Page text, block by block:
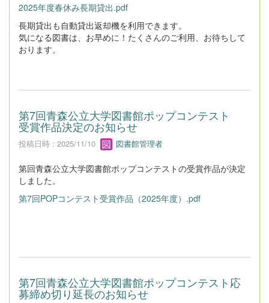
2025年度春休み長期貸出.pdf
長期貸出も自動貸出返却機を利用できます。
気になる図書は、お早めに！たくさんのご利用、お待ちして
おります。
第7回青森公立大学図書館ポップコンテスト
受賞作品決定のお知らせ
投稿日時 : 2025/11/10 図書館管理者
第回青森公立大学図書館ポップコンテストの受賞作品が決定
しました。
第7回POPコンテスト受賞作品（2025年度）.pdf
第7回青森公立大学図書館ポップコンテスト応
募締め切り延長のお知らせ